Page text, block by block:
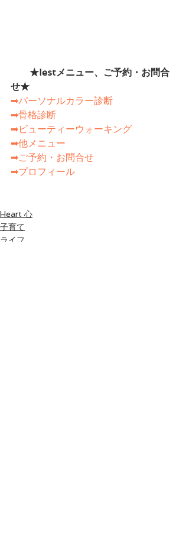
★Iestメニュー、ご予約・お問合
せ★
➡パーソナルカラー診断
➡骨格診断
➡ビューティーウォーキング
➡他メニュー
➡ご予約・お問合せ
➡プロフィール
Heart 心
子育て
ライフ